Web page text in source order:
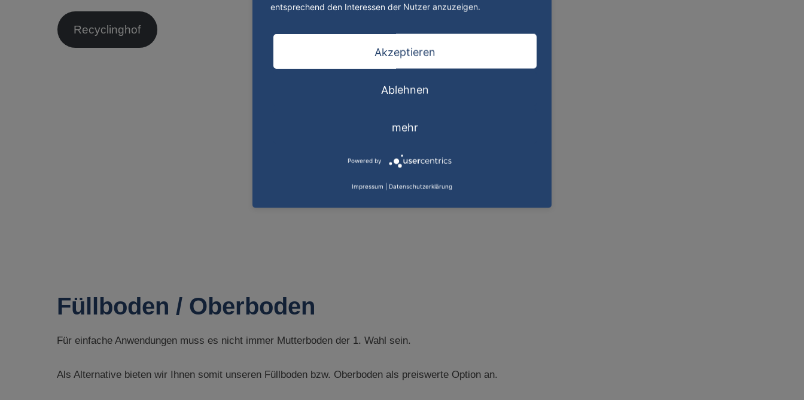
Recyclinghof
Füllboden / Oberboden
Für einfache Anwendungen muss es nicht immer Mutterboden der 1. Wahl sein.
Als Alternative bieten wir Ihnen somit unseren Füllboden bzw. Oberboden als preiswerte Option an.
entsprechend den Interessen der Nutzer anzuzeigen.
Akzeptieren
Ablehnen
mehr
Powered by
Impressum Datenschutzerklärung